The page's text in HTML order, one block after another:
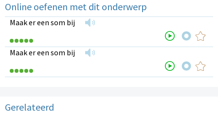
Online oefenen met dit onderwerp
Maak er een som bij
Maak er een som bij
Gerelateerd